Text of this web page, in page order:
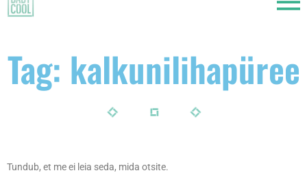
Tag: kalkunilihapüree
Tundub, et me ei leia seda, mida otsite.